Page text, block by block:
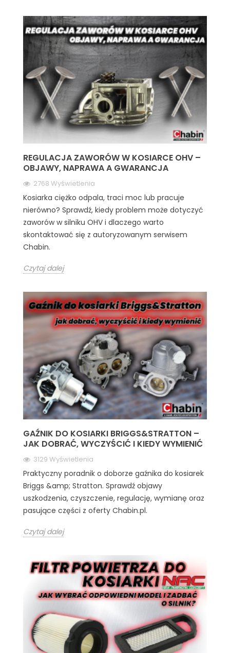
REGULACJA ZAWORÓW W KOSIARCE OHV –
OBJAWY, NAPRAWA A GWARANCJA
2768 Wyświetlenia
Kosiarka ciężko odpala, traci moc lub pracuje
nierówno? Sprawdź, kiedy problem może dotyczyć
zaworów w silniku OHV i dlaczego warto
skontaktować się z autoryzowanym serwisem
Chabin.
Czytaj dalej
GAŹNIK DO KOSIARKI BRIGGS&STRATTON –
JAK DOBRAĆ, WYCZYŚCIĆ I KIEDY WYMIENIĆ
3129 Wyświetlenia
Praktyczny poradnik o doborze gaźnika do kosiarek
Briggs &amp; Stratton. Sprawdź objawy
uszkodzenia, czyszczenie, regulację, wymianę oraz
pasujące części z oferty Chabin.pl.
Czytaj dalej